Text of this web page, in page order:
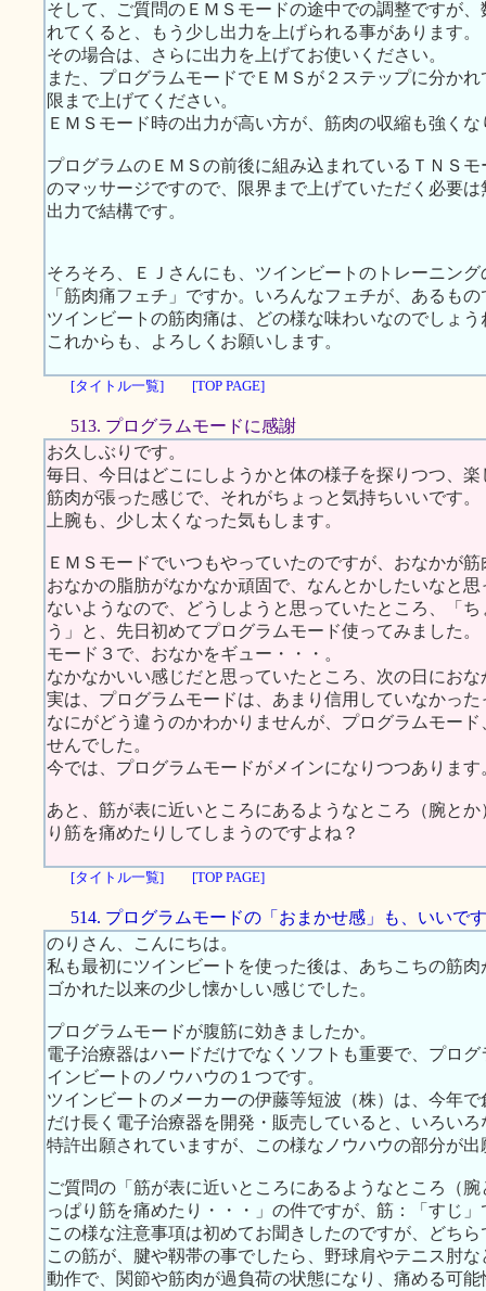
そして、ご質問のＥＭＳモードの途中での調整ですが
れてくると、もう少し出力を上げられる事があります。
その場合は、さらに出力を上げてお使いください。
また、プログラムモードでＥＭＳが２ステップに分か
限まで上げてください。
ＥＭＳモード時の出力が高い方が、筋肉の収縮も強く
プログラムのＥＭＳの前後に組み込まれているＴＮＳ
のマッサージですので、限界まで上げていただく必要
出力で結構です。
そろそろ、ＥＪさんにも、ツインビートのトレーニン
「筋肉痛フェチ」ですか。いろんなフェチが、あるも
ツインビートの筋肉痛は、どの様な味わいなのでしょう
これからも、よろしくお願いします。
[タイトル一覧] [TOP PAGE]
513. プログラムモードに感謝
お久しぶりです。
毎日、今日はどこにしようかと体の様子を探りつつ、楽
筋肉が張った感じで、それがちょっと気持ちいいです。
上腕も、少し太くなった気もします。
ＥＭＳモードでいつもやっていたのですが、おなかが
おなかの脂肪がなかなか頑固で、なんとかしたいなと
ないようなので、どうしようと思っていたところ、「
う」と、先日初めてプログラムモード使ってみました。
モード３で、おなかをギュー・・・。
なかなかいい感じだと思っていたところ、次の日にお
実は、プログラムモードは、あまり信用していなかっ
なにがどう違うのかわかりませんが、プログラムモー
せんでした。
今では、プログラムモードがメインになりつつあります
あと、筋が表に近いところにあるようなところ（腕と
り筋を痛めたりしてしまうのですよね？
[タイトル一覧] [TOP PAGE]
514. プログラムモードの「おまかせ感」も、いいで
のりさん、こんにちは。
私も最初にツインビートを使った後は、あちこちの筋
ゴかれた以来の少し懐かしい感じでした。
プログラムモードが腹筋に効きましたか。
電子治療器はハードだけでなくソフトも重要で、プロ
インビートのノウハウの１つです。
ツインビートのメーカーの伊藤等短波（株）は、今年
だけ長く電子治療器を開発・販売していると、いろい
特許出願されていますが、この様なノウハウの部分が
ご質問の「筋が表に近いところにあるようなところ（
っぱり筋を痛めたり・・・」の件ですが、筋：「すじ
この様な注意事項は初めてお聞きしたのですが、どち
この筋が、腱や靱帯の事でしたら、野球肩やテニス肘
動作で、関節や筋肉が過負荷の状態になり、痛める可